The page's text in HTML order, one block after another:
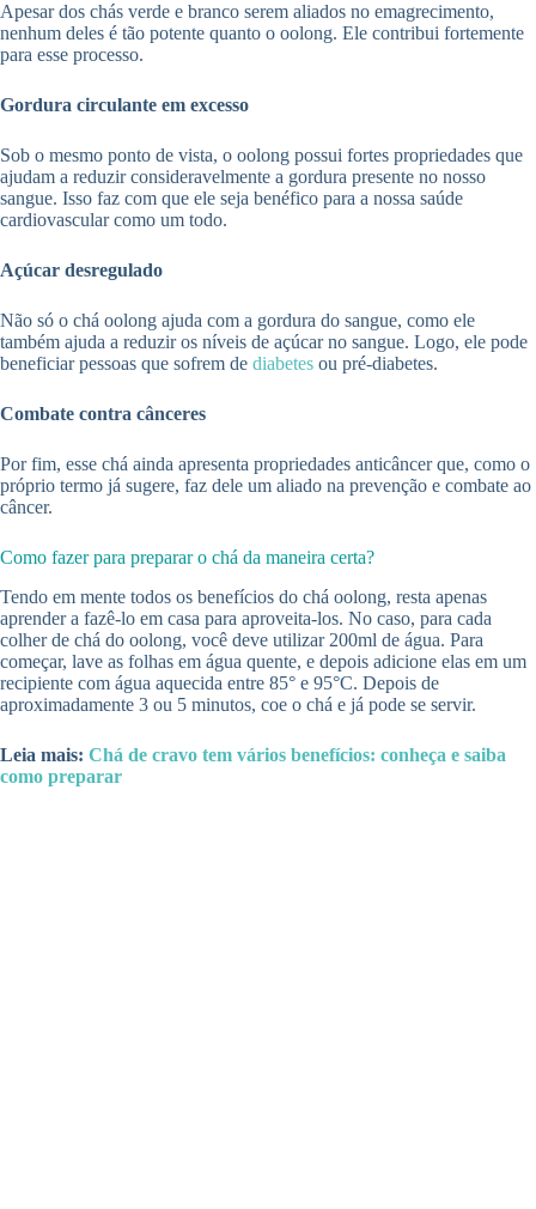
Apesar dos chás verde e branco serem aliados no emagrecimento,
nenhum deles é tão potente quanto o oolong. Ele contribui fortemente
para esse processo.
Gordura circulante em excesso
Sob o mesmo ponto de vista, o oolong possui fortes propriedades que
ajudam a reduzir consideravelmente a gordura presente no nosso
sangue. Isso faz com que ele seja benéfico para a nossa saúde
cardiovascular como um todo.
Açúcar desregulado
Não só o chá oolong ajuda com a gordura do sangue, como ele
também ajuda a reduzir os níveis de açúcar no sangue. Logo, ele pode
beneficiar pessoas que sofrem de diabetes ou pré-diabetes.
Combate contra cânceres
Por fim, esse chá ainda apresenta propriedades anticâncer que, como o
próprio termo já sugere, faz dele um aliado na prevenção e combate ao
câncer.
Como fazer para preparar o chá da maneira certa?
Tendo em mente todos os benefícios do chá oolong, resta apenas
aprender a fazê-lo em casa para aproveita-los. No caso, para cada
colher de chá do oolong, você deve utilizar 200ml de água. Para
começar, lave as folhas em água quente, e depois adicione elas em um
recipiente com água aquecida entre 85° e 95°C. Depois de
aproximadamente 3 ou 5 minutos, coe o chá e já pode se servir.
Leia mais: Chá de cravo tem vários benefícios: conheça e saiba
como preparar